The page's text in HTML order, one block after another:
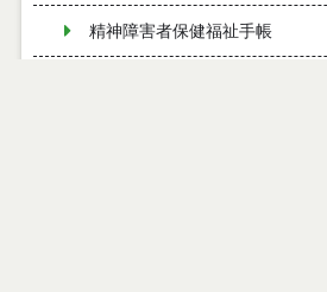
精神障害者保健福祉手帳